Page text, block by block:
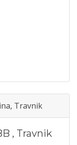
Travnik
, Travnik